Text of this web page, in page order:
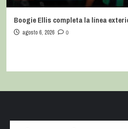
Boogie Ellis completa la línea
agosto 6, 2026 0